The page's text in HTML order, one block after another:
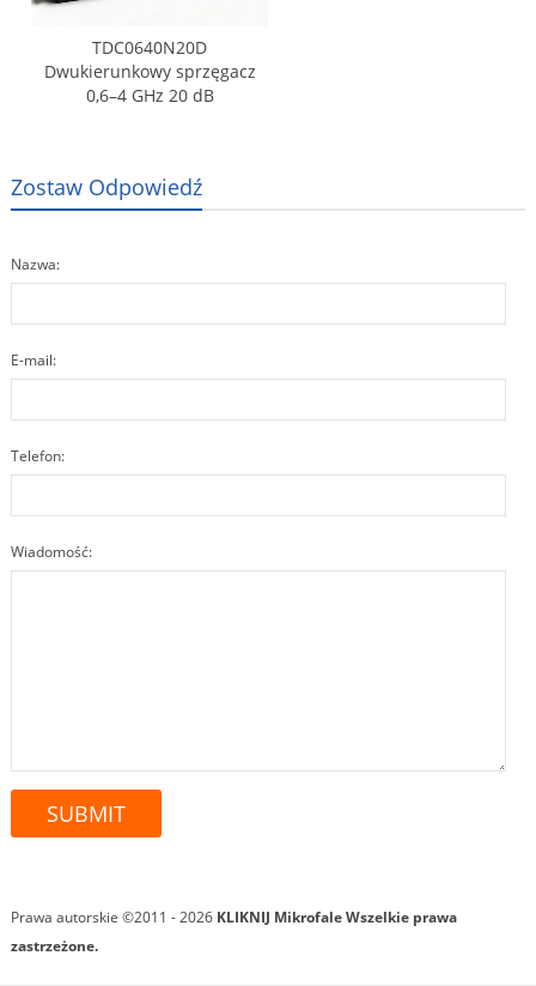
TDC0640N20D
Dwukierunkowy sprzęgacz
0,6–4 GHz 20 dB
Zostaw Odpowiedź
Nazwa:
E-mail:
Telefon:
Wiadomość:
Prawa autorskie ©2011 - 2026 KLIKNIJ MikrofaleWszelkie prawa
zastrzeżone.